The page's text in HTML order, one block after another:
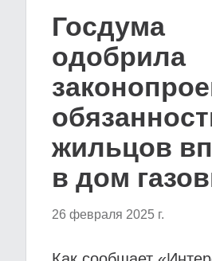
Госдума
одобрила
жильцов
в дом
26 февраля 2025 г.